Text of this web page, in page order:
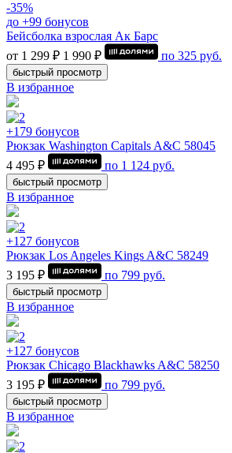
-35%
до +99 бонусов
Бейсболка взрослая Ак Барс
от 1 299 ₽ 1 990 ₽ по 325 руб.
быстрый просмотр
В избранное
+179 бонусов
Рюкзак Washington Capitals A&C 58045
4 495 ₽
по 1 124 руб.
быстрый просмотр
В избранное
+127 бонусов
Рюкзак Los Angeles Kings A&C 58249
3 195 ₽
по 799 руб.
быстрый просмотр
В избранное
+127 бонусов
Рюкзак Chicago Blackhawks A&C 58250
3 195 ₽
по 799 руб.
быстрый просмотр
В избранное